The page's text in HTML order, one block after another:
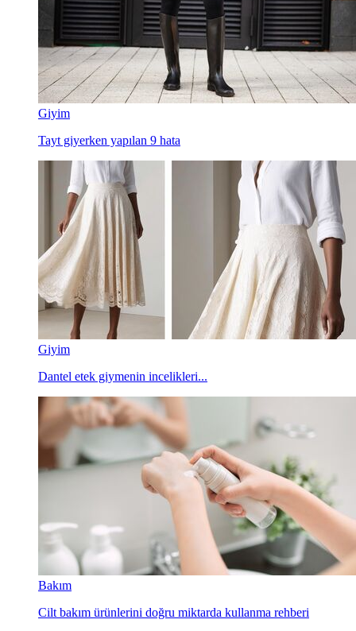
Giyim
Tayt giyerken yapılan 9 hata
Giyim
Dantel etek giymenin incelikleri...
Bakım
Cilt bakım ürünlerini doğru miktarda kullanma rehberi